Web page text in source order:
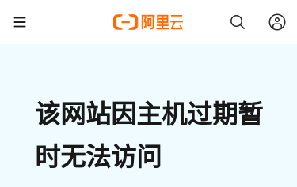
该网站因主机过期暂
时无法访问